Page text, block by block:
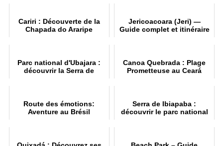
Cariri : Découverte de la
Chapada do Araripe
Jericoacoara (Jeri) —
Guide complet et itinéraire
Parc national d'Ubajara :
découvrir la Serra de
Canoa Quebrada : Plage
Prometteuse au Ceará
Route des émotions:
Aventure au Brésil
Serra de Ibiapaba :
découvrir le parc national